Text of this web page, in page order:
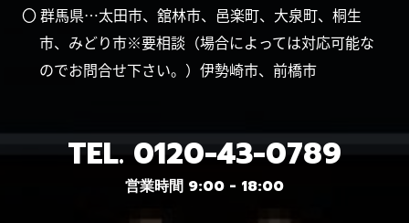
〇 群馬県…太田市、舘林市、邑楽町、大泉町、桐生
市、みどり市※要相談（場合によっては対応可能な
のでお問合せ下さい。）伊勢崎市、前橋市
TEL. 0120-43-0789
営業時間 9:00 - 18:00